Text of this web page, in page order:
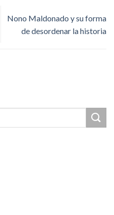
Nono Maldonado y su forma
de desordenar la historia